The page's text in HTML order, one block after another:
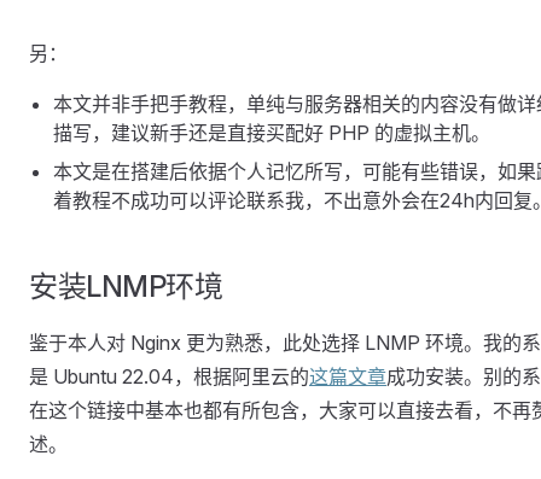
另：
本文并非手把手教程，单纯与服务器相关的内容没有做详
描写，建议新手还是直接买配好 PHP 的虚拟主机。
本文是在搭建后依据个人记忆所写，可能有些错误，如果
着教程不成功可以评论联系我，不出意外会在24h内回复
安装LNMP环境
鉴于本人对 Nginx 更为熟悉，此处选择 LNMP 环境。我的
是 Ubuntu 22.04，根据阿里云的这篇文章成功安装。别的
在这个链接中基本也都有所包含，大家可以直接去看，不再
述。